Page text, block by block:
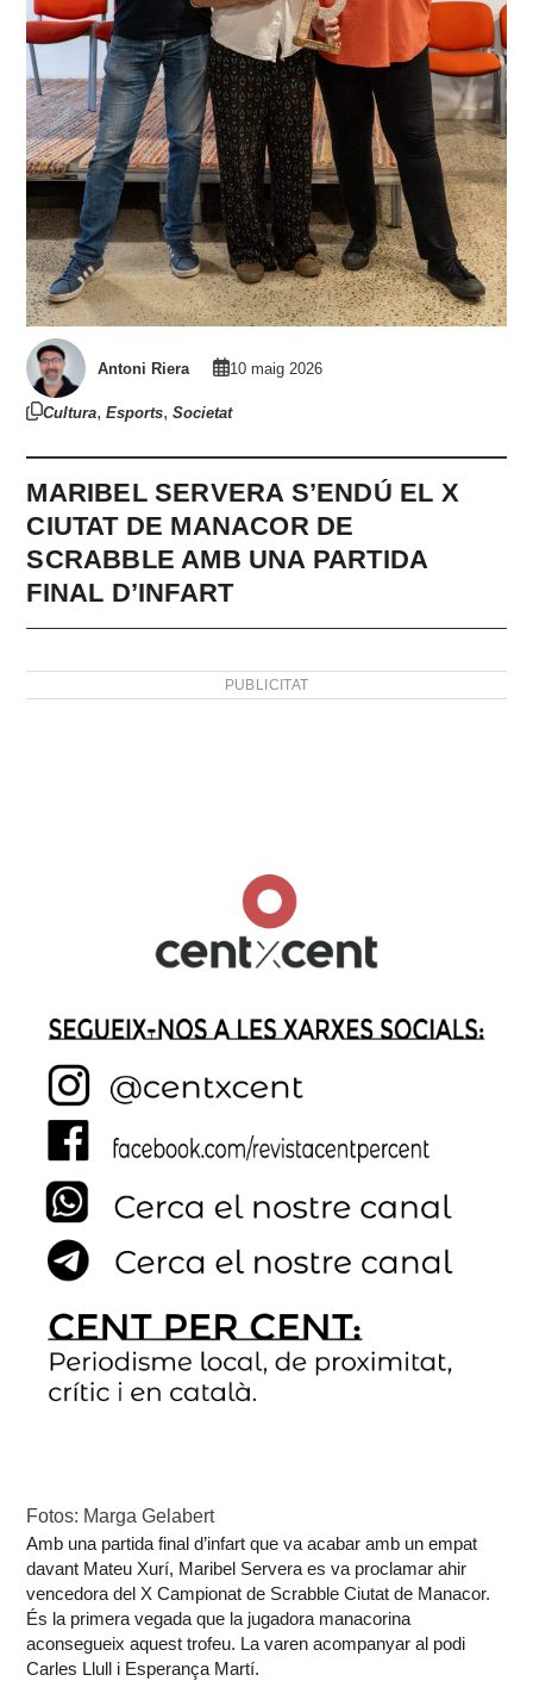
Antoni Riera 10 maig 2026
Cultura,Esports,Societat
MARIBEL SERVERA S’ENDÚ EL X
CIUTAT DE MANACOR DE
SCRABBLE AMB UNA PARTIDA
FINAL D’INFART
PUBLICITAT
Fotos: Marga Gelabert
Amb una partida final d’infart que va acabar amb un empat
davant Mateu Xurí, Maribel Servera es va proclamar ahir
vencedora del X Campionat de Scrabble Ciutat de Manacor.
És la primera vegada que la jugadora manacorina
aconsegueix aquest trofeu. La varen acompanyar al podi
Carles Llull i Esperança Martí.